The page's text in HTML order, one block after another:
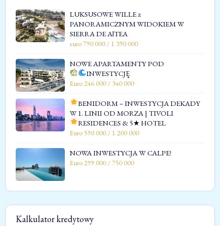
LUKSUSOWE WILLE z
PANORAMICZNYM WIDOKIEM W
SIERRA DE AlTEA
euro 790 000 / 1 390 000
NOWE APARTAMENTY POD
INWESTYCJĘ
Euro 246 000 / 340 000
BENIDORM – INWESTYCJA DEKADY
W 1. LINII OD MORZA | TIVOLI
RESIDENCES & 5★ HOTEL
Euro 590 000 / 1 200 000
NOWA INWESTYCJA W CALPE!
Euro 299 000 / 750 000
Kalkulator kredytowy